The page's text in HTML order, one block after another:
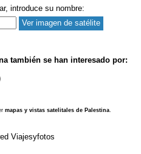
introduce su nombre:
también se han interesado por:
mapas y vistas satelitales de Palestina.
Viajesyfotos